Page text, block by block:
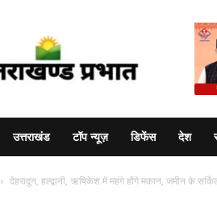
उत्तराखंड टॉप न्यूज़ डिफेंस देश
देहरादून, हल्द्वानी, ऋषिकेश में महंगे होंगे मकान, जमीन के